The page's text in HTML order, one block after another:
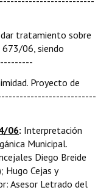
tratamiento sobre
06, siendo
Proyecto de
06: Interpretación
Municipal.
Diego Breide
Hugo Cejas y
Asesor Letrado del